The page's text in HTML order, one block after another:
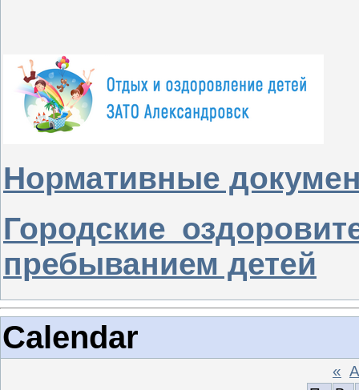
Нормативные
Городские
пребыванием детей
Calendar
«